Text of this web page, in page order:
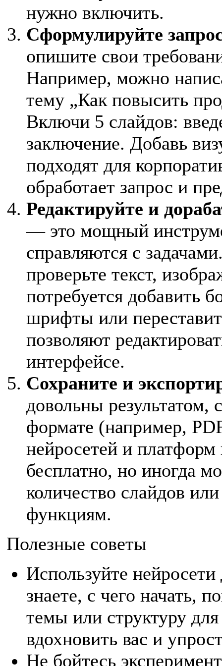
нужно включить.
Сформулируйте
опишите свои
Например, можно
тему „Как повысить
Включи 5 слайдов:
заключение. Добавь
подходят для
обработает запрос и
Редактируйте и
— это мощный
справляются с
проверьте текст,
потребуется добавить
шрифты или
позволяют
интерфейсе.
Сохраните и
довольны
формате (например,
нейросетей и платформ
бесплатно, но иногда
количество слайдов
функциям.
Полезные советы
Используйте
знаете, с чего начать,
темы или структуру
вдохновить вас и
Не бойтесь